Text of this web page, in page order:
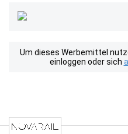
Um dieses Werbemittel
einloggen oder sich